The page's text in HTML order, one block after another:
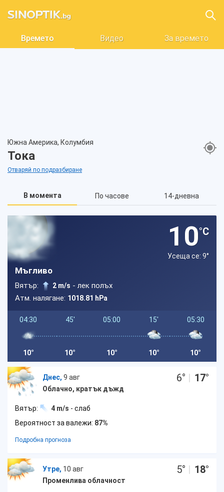
Времето Видео За времето
Южна Америка, Колумбия
Тока
Отваряй по подразбиране
В момента По часове 14-дневна
10°C
Усеща се: 9°
Мъгливо
Вятър: 2 m/s - лек полъх
Атм. налягане: 1018.81 hPa
04:30
10°
45'
10°
05:00
10°
15'
10°
05:30
10°
Днес, 9 авг
Облачно, кратък дъжд
6° | 17°
Вятър: 4 m/s - слаб
Вероятност за валежи: 87%
Подробна прогноза
Утре, 10 авг
Променлива облачност
5° | 18°